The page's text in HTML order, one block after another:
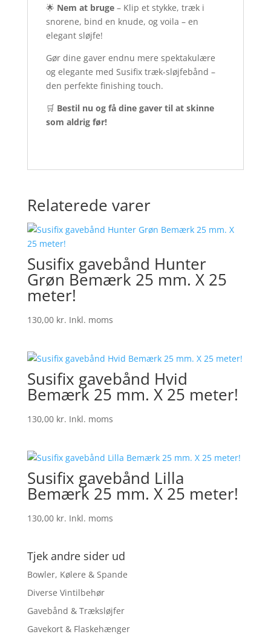
🌟 Nem at bruge– Klip et stykke, træk i
snorene, bind en knude, og voila – en
elegant sløjfe!
Gør dine gaver endnu mere spektakulære
og elegante med Susifix træk-sløjfebånd –
den perfekte finishing touch.
🛒 Bestil nu og få dine gaver til at skinne
som aldrig før!
Relaterede varer
Susifix gavebånd Hunter
Grøn Bemærk 25 mm. X 25
meter!
130,00 kr. Inkl. moms
Susifix gavebånd Hvid
Bemærk 25 mm. X 25 meter!
130,00 kr. Inkl. moms
Susifix gavebånd Lilla
Bemærk 25 mm. X 25 meter!
130,00 kr. Inkl. moms
Tjek andre sider ud
Bowler, Kølere & Spande
Diverse Vintilbehør
Gavebånd & Træksløjfer
Gavekort & Flaskehænger